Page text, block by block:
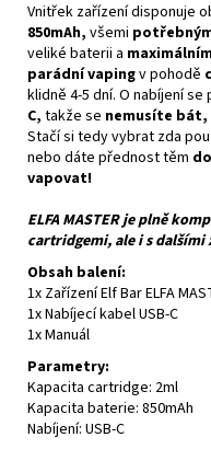
Vnitřek zařízení disponuje
850mAh, všemi
veliké baterii a
parádní vapingv pohodě
klidně 4-5 dní. O nabíjení se
C, takže se nemusíte bát,
Stačí si tedy vybrat zda
nebo dáte přednost těm
vapovat!
ELFA MASTER je plně
cartridgemi, ale i s dalšími
Obsah balení:
1x Zařízení Elf Bar ELFA
1x Nabíjecí kabel USB-C
1x Manuál
Parametry:
Kapacita cartridge: 2ml
Kapacita baterie: 850mAh
Nabíjení: USB-C